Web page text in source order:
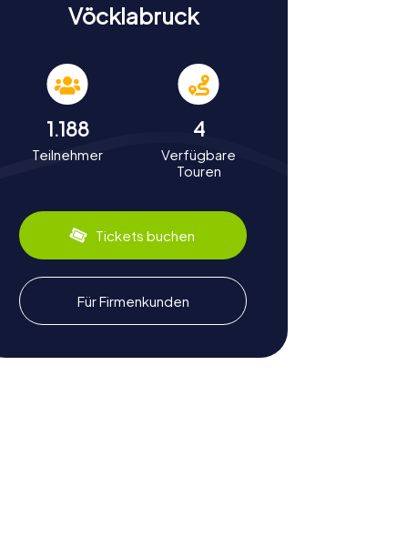
Vöcklabruck
1.188
Teilnehmer
4
Verfügbare
Touren
Tickets buchen
Für Firmenkunden